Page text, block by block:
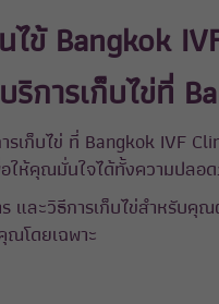
ไข้ Bangkok
การเก็บไข่ที่
รเก็บไข่ ที่ Bangkok
อให้คุณมั่นใจได้ทั้งความปล
และวิธีการเก็บไข่สำหรับ
โดยเฉพาะ